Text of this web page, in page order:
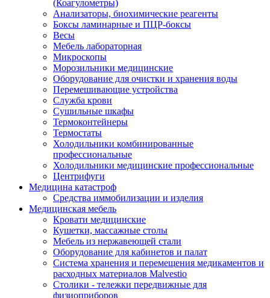
(Коагулометры)
Анализаторы, биохимические реагенты
Боксы ламинарные и ПЦР-боксы
Весы
Мебель лабораторная
Микроскопы
Морозильники медицинские
Оборудование для очистки и хранения воды
Перемешивающие устройства
Служба крови
Сушильные шкафы
Термоконтейнеры
Термостаты
Холодильники комбинированные
профессиональные
Холодильники медицинские профессиональные
Центрифуги
Медицина катастроф
Средства иммобилизации и изделия
Медицинская мебель
Кровати медицинские
Кушетки, массажные столы
Мебель из нержавеющей стали
Оборудование для кабинетов и палат
Система хранения и перемещения медикаментов и
расходных материалов Malvestio
Столики - тележки передвижные для
физиоприборов